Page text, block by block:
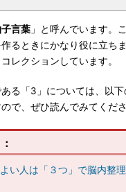
言葉 」と呼んでいます。
るときにかなり役に立ち
レクションしています。
る「3」については、以下
で、ぜひ読んでみてくださ
い人は「３つ」で脳内整